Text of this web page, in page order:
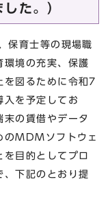
た。）
保育士等の現場職
環境の充実、保護
を図るために令和7
入を予定してお
末の賃借やデータ
のMDMソフトウェ
を目的としてプロ
、下記のとおり提